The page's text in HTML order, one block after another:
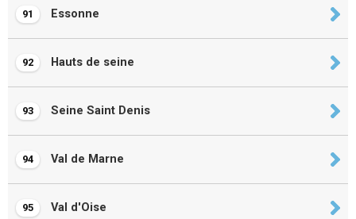
91 Essonne
92 Hauts de seine
93 Seine Saint Denis
94 Val de Marne
95 Val d'Oise